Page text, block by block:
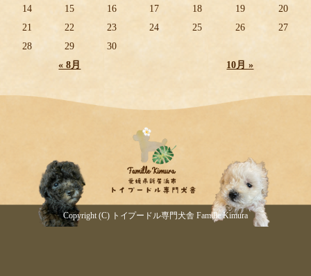
« 8月 10月 »
14
15 16 17 18 19
20
21
22 23 24 25 26
27
28
29 30
Copyright (C) トイプードル専門犬舎 Famille Kimura